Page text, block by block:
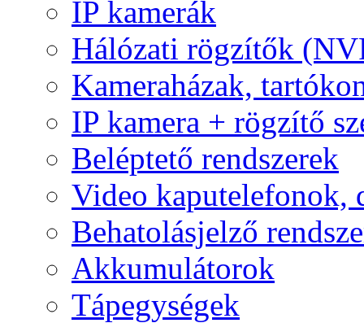
IP kamerák
Hálózati rögzítők
Kameraházak,
IP kamera + rögzítő
Beléptető rendszerek
Video kaputelefonok,
Behatolásjelző
Akkumulátorok
Tápegységek